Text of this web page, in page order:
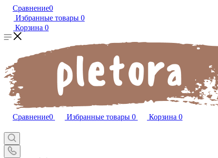
Сравнение0
Избранные товары 0
Корзина 0
Сравнение0 Избранные товары 0 Корзина 0